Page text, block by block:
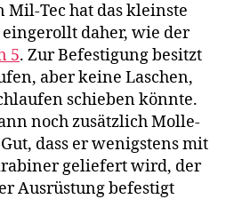
Mil-Tec hat das kleinste
daher, wie der
5. Zur Befestigung besitzt
aber keine Laschen,
schieben könnte.
noch zusätzlich Molle-
dass er wenigstens mit
geliefert wird, der
Ausrüstung befestigt